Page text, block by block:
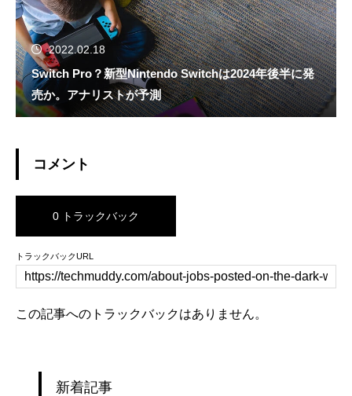
2022.02.18
Switch Pro？新型Nintendo Switchは2024年後半に発
売か。アナリストが予測
コメント
0 トラックバック
トラックバックURL
この記事へのトラックバックはありません。
新着記事